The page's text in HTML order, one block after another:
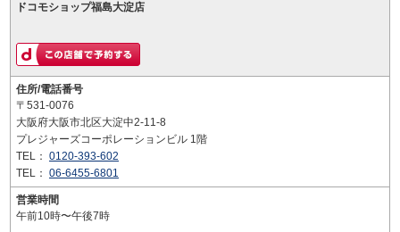
ドコモショップ福島大淀店
住所/電話番号
〒531-0076
大阪府大阪市北区大淀中2-11-8
プレジャーズコーポレーションビル 1階
TEL： 0120-393-602
TEL： 06-6455-6801
営業時間
午前10時〜午後7時